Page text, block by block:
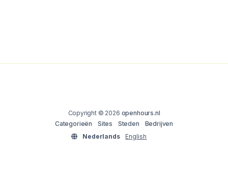
Copyright © 2026 openhours.nl
Categorieën
Sites Steden
Bedrijven
Nederlands
English